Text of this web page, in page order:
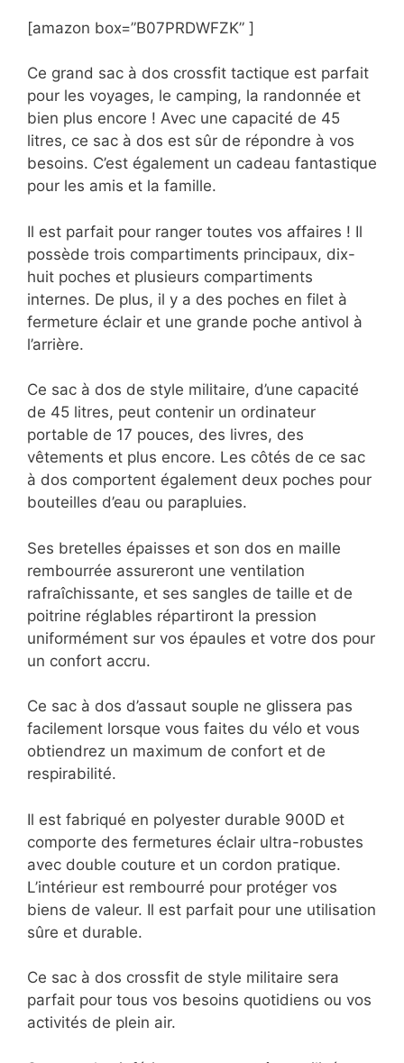
[amazon box=”B07PRDWFZK” ]
Ce grand sac à dos crossfit tactique est parfait
pour les voyages, le camping, la randonnée et
bien plus encore ! Avec une capacité de 45
litres, ce sac à dos est sûr de répondre à vos
besoins. C’est également un cadeau fantastique
pour les amis et la famille.
Il est parfait pour ranger toutes vos affaires ! Il
possède trois compartiments principaux, dix-
huit poches et plusieurs compartiments
internes. De plus, il y a des poches en filet à
fermeture éclair et une grande poche antivol à
l’arrière.
Ce sac à dos de style militaire, d’une capacité
de 45 litres, peut contenir un ordinateur
portable de 17 pouces, des livres, des
vêtements et plus encore. Les côtés de ce sac
à dos comportent également deux poches pour
bouteilles d’eau ou parapluies.
Ses bretelles épaisses et son dos en maille
rembourrée assureront une ventilation
rafraîchissante, et ses sangles de taille et de
poitrine réglables répartiront la pression
uniformément sur vos épaules et votre dos pour
un confort accru.
Ce sac à dos d’assaut souple ne glissera pas
facilement lorsque vous faites du vélo et vous
obtiendrez un maximum de confort et de
respirabilité.
Il est fabriqué en polyester durable 900D et
comporte des fermetures éclair ultra-robustes
avec double couture et un cordon pratique.
L’intérieur est rembourré pour protéger vos
biens de valeur. Il est parfait pour une utilisation
sûre et durable.
Ce sac à dos crossfit de style militaire sera
parfait pour tous vos besoins quotidiens ou vos
activités de plein air.